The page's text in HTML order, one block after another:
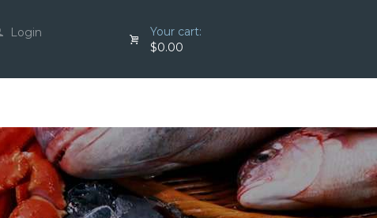
Login
Your cart:
$0.00